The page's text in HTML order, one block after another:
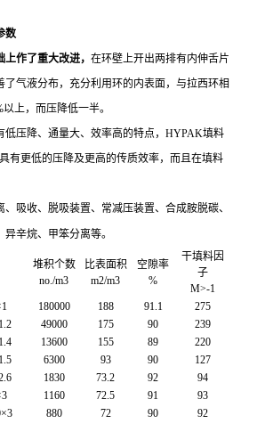
数
作了重大改进， 在环壁上开出两排有内伸舌片
了气液分布，充分利用环的内表面，与拉西环相
上，而压降低一半。
低压降、通量大、效率高的特点，HYPAK填料
有更低的压降及更高的传质效率，而且在填料
、吸收、脱吸装置、常减压装置、合成胺脱碳、
辛烷、甲笨分离等。
堆积个数
no./m3
比表面积
m2/m3
空隙率
%
干填料因
子
M>-1
180000 188 91.1
275
49000 175 90
239
13600 155 89
220
6300 93 90
127
1830 73.2 92
94
1160 72.5 91
93
880 72 90 92